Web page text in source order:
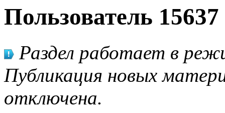
Пользователь 15637
Раздел работает в
Публикация новых
отключена.